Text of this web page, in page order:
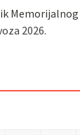
Memorijalnog
2026.